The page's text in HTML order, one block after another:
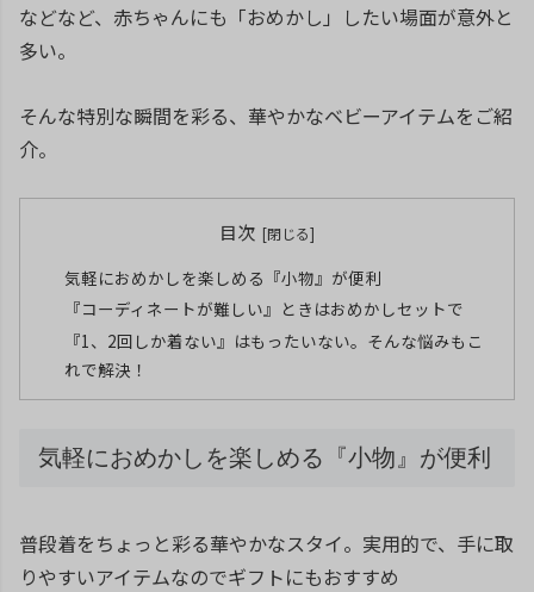
などなど、赤ちゃんにも「おめかし」したい場面が意外と
多い。
そんな特別な瞬間を彩る、華やかなベビーアイテムをご紹
介。
目次
気軽におめかしを楽しめる『小物』が便利
『コーディネートが難しい』ときはおめかしセットで
『1、2回しか着ない』はもったいない。そんな悩みもこ
れで解決！
気軽におめかしを楽しめる『小物』が便利
普段着をちょっと彩る華やかなスタイ。実用的で、手に取
りやすいアイテムなのでギフトにもおすすめ